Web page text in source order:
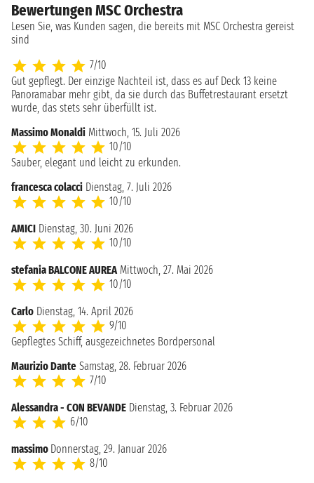
Bewertungen MSC Orchestra
Lesen Sie, was Kunden sagen, die bereits mit MSC Orchestra gereist
sind
7/10
Gut gepflegt. Der einzige Nachteil ist, dass es auf Deck 13 keine
Panoramabar mehr gibt, da sie durch das Buffetrestaurant ersetzt
wurde, das stets sehr überfüllt ist.
Massimo Monaldi Mittwoch, 15. Juli 2026
10/10
Sauber, elegant und leicht zu erkunden.
francesca colacci Dienstag, 7. Juli 2026
10/10
AMICI Dienstag, 30. Juni 2026
10/10
stefania BALCONE AUREA Mittwoch, 27. Mai 2026
10/10
Carlo Dienstag, 14. April 2026
9/10
Gepflegtes Schiff, ausgezeichnetes Bordpersonal
Maurizio Dante Samstag, 28. Februar 2026
7/10
Alessandra - CON BEVANDE Dienstag, 3. Februar 2026
6/10
massimo Donnerstag, 29. Januar 2026
8/10